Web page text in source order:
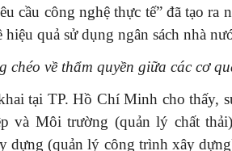
cầu công nghệ thực tế” đã tạo
hiệu quả sử dụng ngân sách nhà
chéo về thẩm quyền giữa các cơ
tại TP. Hồ Chí Minh cho thấy,
và Môi trường (quản lý chất
dựng (quản lý công trình xây